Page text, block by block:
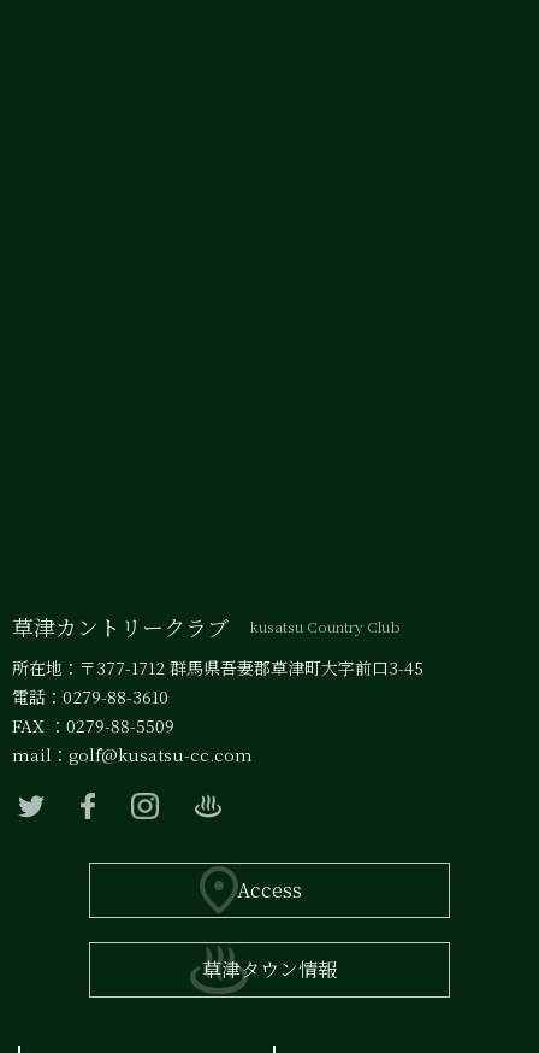
草津カントリークラブ kusatsu Country Club
所在地：〒377-1712 群馬県吾妻郡草津町大字前口3-45
電話：0279-88-3610
FAX ：0279-88-5509
mail： golf@kusatsu-cc.com
Access
草津タウン情報